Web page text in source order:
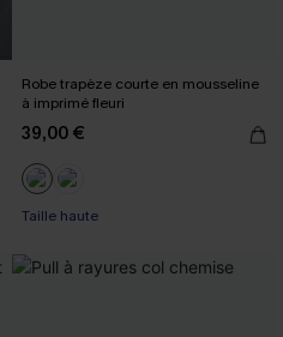
Robe trapèze courte en mousseline
à imprimé fleuri
39,00 €
Taille haute